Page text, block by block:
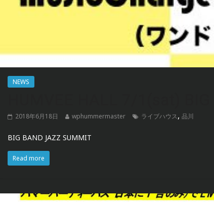
NEWS
2018年6月18日 wphummermaster ライブハウス, 品川
BIG BAND JAZZ SUMMIT
Read more